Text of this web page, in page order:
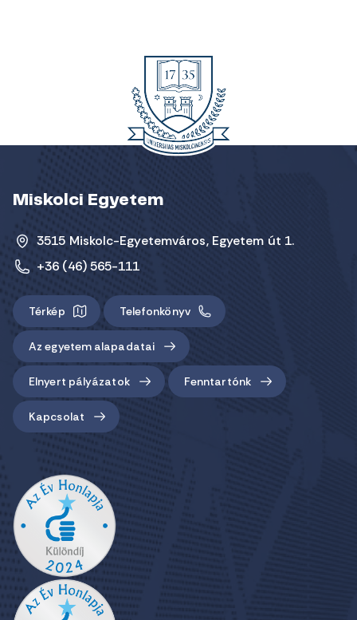
Miskolci Egyetem
3515 Miskolc-Egyetemváros, Egyetem út 1.
+36 (46) 565-111
Térkép Telefonkönyv
Az egyetem alapadatai
Elnyert pályázatok Fenntartónk
Kapcsolat